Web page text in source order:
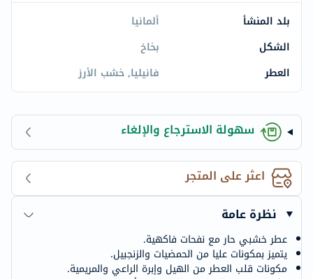
بلد المنشأ
ألمانيا
الشكل
بخاخ
العطر
فانيليا, خشب الأرز
سهولة الاسترجاع والإلغاء
اعثر على المتجر
نظرة عامة
عطر خشبي حار مع نفحات فاكهية.
يتميز بمكونات عليا من الحمضيات والزنجبيل.
مكونات قلب العطر من الهيل وإبرة الراعي والمريمية.